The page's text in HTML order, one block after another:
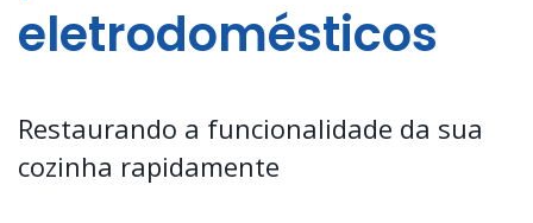
eletrodomésticos
Restaurando a funcionalidade da sua
cozinha rapidamente